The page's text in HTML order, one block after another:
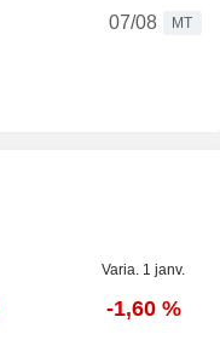
07/08
MT
Varia. 1 janv.
-1,60 %